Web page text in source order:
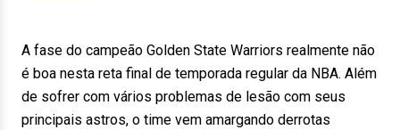
A fase do campeão Golden State Warriors realmente não
é boa nesta reta final de temporada regular da NBA. Além
de sofrer com vários problemas de lesão com seus
principais astros, o time vem amargando derrotas